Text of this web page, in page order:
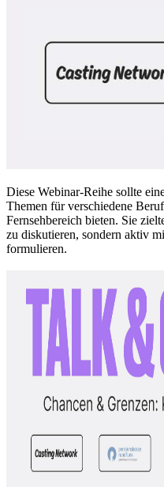
Diese Webinar-Reihe sollte
Themen für verschiedene
Fernsehbereich bieten. Sie
zu diskutieren, sondern aktiv
formulieren.